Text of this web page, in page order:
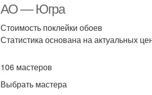
АО — Югра
Стоимость поклейки обоев
Статистика основана на актуальных
106 мастеров
Выбрать мастера